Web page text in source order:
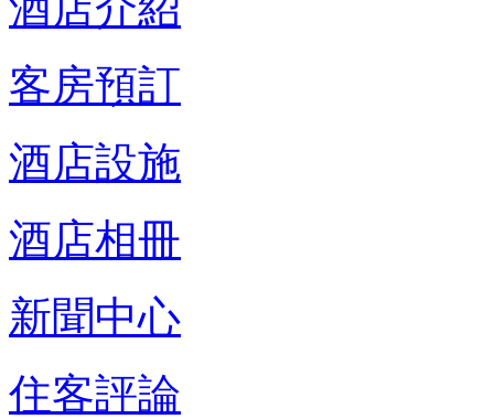
客房預訂
酒店設施
酒店相冊
新聞中心
住客評論